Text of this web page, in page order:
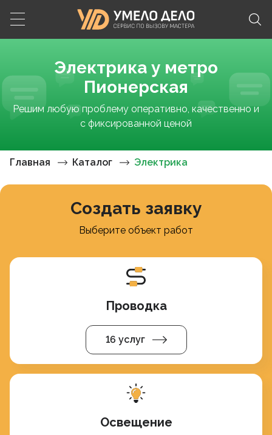
Электрика у метро
Пионерская
Решим любую проблему оперативно, качественно и
с фиксированной ценой
Главная Каталог Электрика
Создать заявку
Выберите объект работ
Проводка
16 услуг
Освещение